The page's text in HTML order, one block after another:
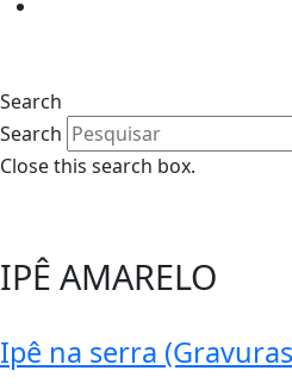
Search
Search
Close this search box.
IPÊ AMARELO
Ipê na serra